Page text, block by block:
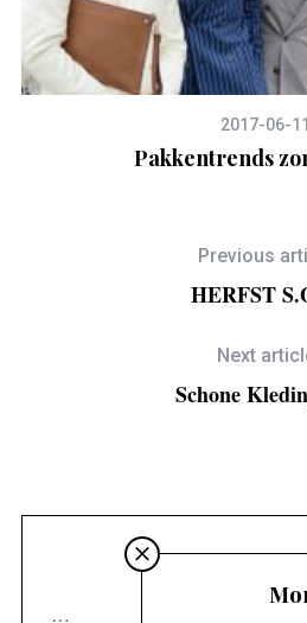
2017-06-11
Pakkentrends
Previous
HERFST
Next
Schone
…